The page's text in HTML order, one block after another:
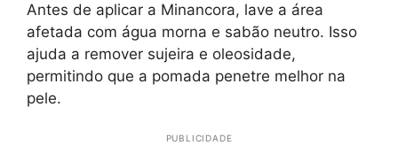
Antes de aplicar a Minancora, lave a área
afetada com água morna e sabão neutro. Isso
ajuda a remover sujeira e oleosidade,
permitindo que a pomada penetre melhor na
pele.
PUBLICIDADE